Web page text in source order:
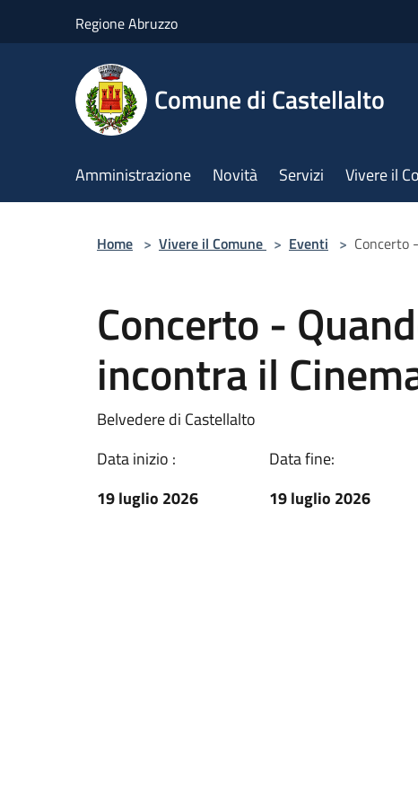
Regione Abruzzo
Comune di Castellalto
Amministrazione Novità Servizi Vivere il
Home > Vivere il Comune > Eventi > Concerto
Concerto -
incontra il
Belvedere di Castellalto
Data inizio :
19 luglio 2026
Data fine:
19 luglio 2026